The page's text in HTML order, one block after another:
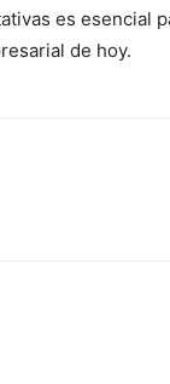
es esencial
de hoy.